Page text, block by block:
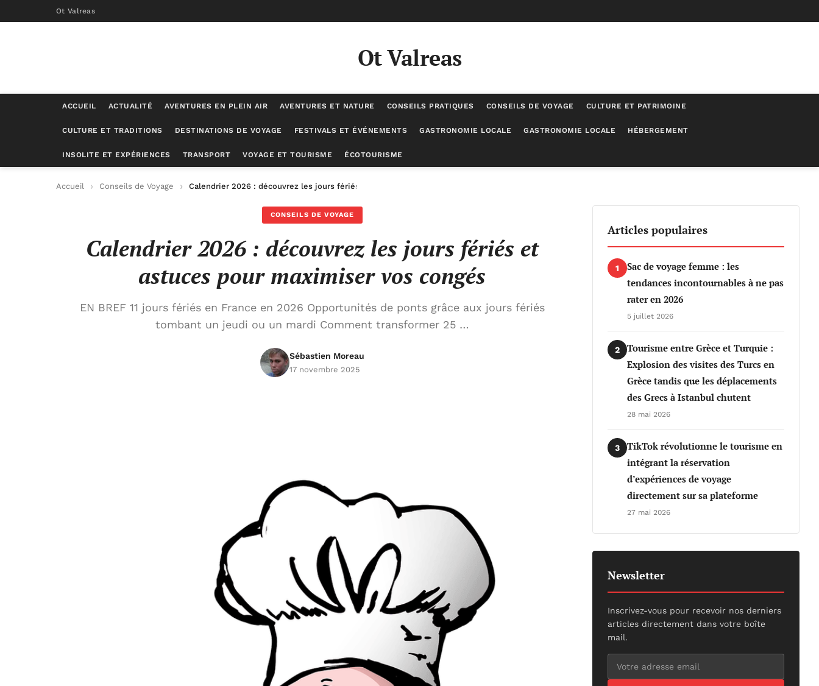
Ot Valreas
Ot Valreas
ACCUEIL ACTUALITÉ AVENTURES EN PLEIN AIR AVENTURES ET NATURE CONSEILS PRATIQUES CONSEILS DE VOYAGE CULTURE ET PATRIMOINE
CULTURE ET TRADITIONS DESTINATIONS DE VOYAGE FESTIVALS ET ÉVÉNEMENTS GASTRONOMIE LOCALE GASTRONOMIE LOCALE HÉBERGEMENT
INSOLITE ET EXPÉRIENCES TRANSPORT VOYAGE ET TOURISME ÉCOTOURISME
Accueil Conseils de Voyage Calendrier 2026 : découvrez les jours fériés et astuces pour maximiser vos congés
CONSEILS DE VOYAGE
Calendrier 2026 : découvrez les jours fériés et
astuces pour maximiser vos congés
EN BREF 11 jours fériés en France en 2026 Opportunités de ponts grâce aux jours fériés
tombant un jeudi ou un mardi Comment transformer 25 …
Sébastien Moreau
17 novembre 2025
Articles populaires
1
Sac de voyage femme : les
tendances incontournables à ne pas
rater en 2026
5 juillet 2026
2
Tourisme entre Grèce et Turquie :
Explosion des visites des Turcs en
Grèce tandis que les déplacements
des Grecs à Istanbul chutent
28 mai 2026
3
TikTok révolutionne le tourisme en
intégrant la réservation
d’expériences de voyage
directement sur sa plateforme
27 mai 2026
Newsletter
Inscrivez-vous pour recevoir nos derniers
articles directement dans votre boîte
mail.